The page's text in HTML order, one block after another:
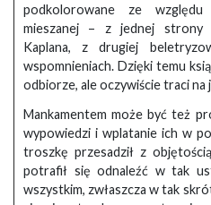
podkolorowane ze
mieszanej – z jednej strony
Kaplana, z drugiej
wspomnieniach. Dzięki temu
odbiorze, ale oczywiście traci
Mankamentem może być też
wypowiedzi i wplatanie ich w
troszkę przesadził z
potrafił się odnaleźć w tak
wszystkim, zwłaszcza w tak